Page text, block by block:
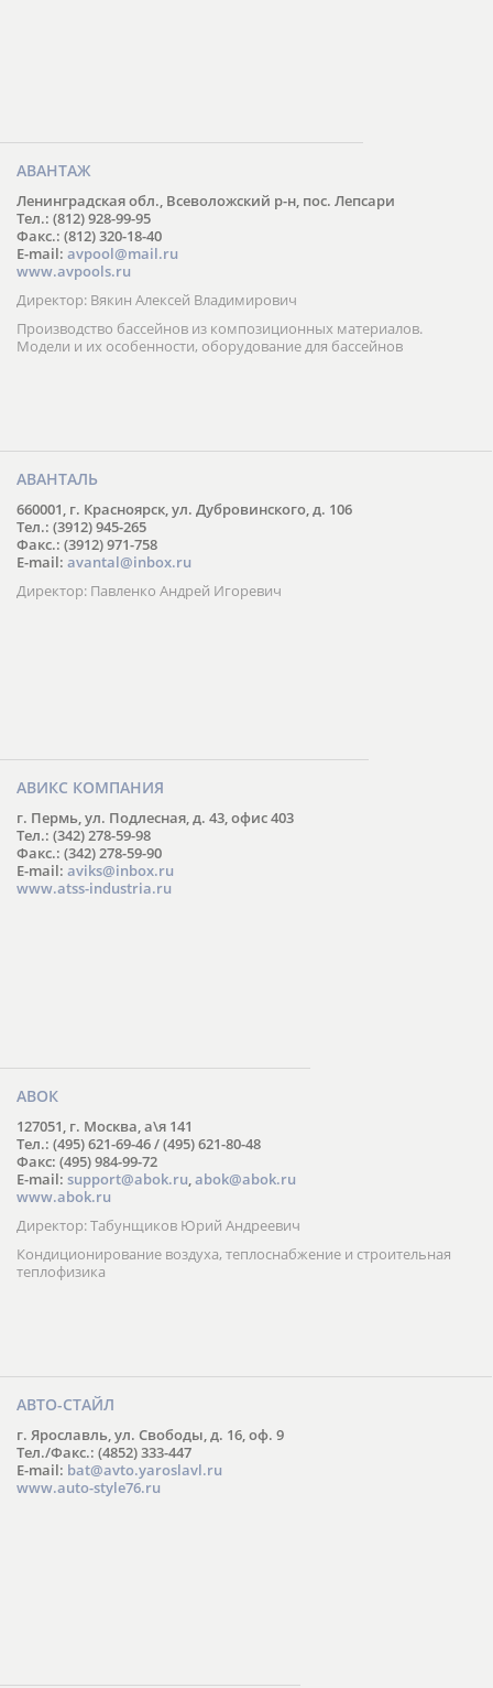
АВАНТАЖ
Ленинградская обл., Всеволожский р-н, пос. Лепсари
Тел.: (812) 928-99-95
Факс.: (812) 320-18-40
E-mail: avpool@mail.ru
www.avpools.ru
Директор: Вякин Алексей Владимирович
Производство бассейнов из композиционных материалов.
Модели и их особенности, оборудование для бассейнов
АВАНТАЛЬ
660001, г. Красноярск, ул. Дубровинского, д. 106
Тел.: (3912) 945-265
Факс.: (3912) 971-758
E-mail: avantal@inbox.ru
Директор: Павленко Андрей Игоревич
АВИКС КОМПАНИЯ
г. Пермь, ул. Подлесная, д. 43, офис 403
Тел.: (342) 278-59-98
Факс.: (342) 278-59-90
E-mail: aviks@inbox.ru
www.atss-industria.ru
АВОК
127051, г. Москва, а\я 141
Тел.: (495) 621-69-46 / (495) 621-80-48
Факс: (495) 984-99-72
E-mail: support@abok.ru,abok@abok.ru
www.abok.ru
Директор: Табунщиков Юрий Андреевич
Кондиционирование воздуха, теплоснабжение и строительная
теплофизика
АВТО-СТАЙЛ
г. Ярославль, ул. Свободы, д. 16, оф. 9
Тел./Факс.: (4852) 333-447
E-mail: bat@avto.yaroslavl.ru
www.auto-style76.ru